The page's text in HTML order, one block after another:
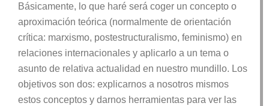
Básicamente, lo que haré será coger un concepto o
aproximación teórica (normalmente de orientación
crítica: marxismo, postestructuralismo, feminismo) en
relaciones internacionales y aplicarlo a un tema o
asunto de relativa actualidad en nuestro mundillo. Los
objetivos son dos: explicarnos a nosotros mismos
estos conceptos y darnos herramientas para ver las